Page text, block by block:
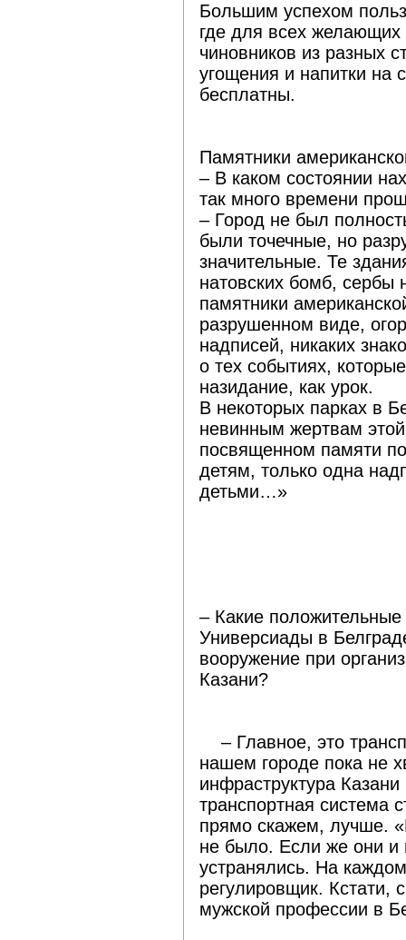
Большим успехом
где для всех желающих
чиновников из разных
угощения и напитки на
бесплатны.
Памятники
– В каком состоянии
так много времени
– Город не был
были точечные, но
значительные. Те
натовских бомб, сербы
памятники
разрушенном виде,
надписей, никаких
о тех событиях,
назидание, как урок.
В некоторых парках в
невинным жертвам
посвященном памяти
детям, только одна
детьми…»
– Какие
Универсиады в
вооружение при
Казани?
– Главное, это
нашем городе пока не
инфраструктура
транспортная система
прямо скажем, лучше.
не было. Если же они и
устранялись. На
регулировщик. Кстати,
мужской профессии в